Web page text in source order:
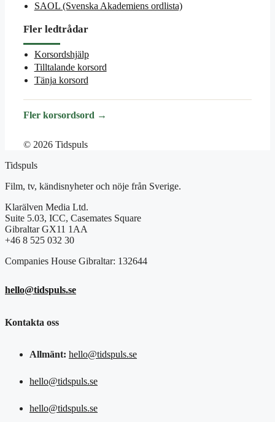
SAOL (Svenska Akademiens ordlista)
Fler ledtrådar
Korsordshjälp
Tilltalande korsord
Tänja korsord
Fler korsordsord →
© 2026 Tidspuls
Tidspuls
Film, tv, kändisnyheter och nöje från Sverige.
Klarälven Media Ltd.
Suite 5.03, ICC, Casemates Square
Gibraltar GX11 1AA
+46 8 525 032 30
Companies House Gibraltar: 132644
hello@tidspuls.se
Kontakta oss
Allmänt: hello@tidspuls.se
hello@tidspuls.se
hello@tidspuls.se